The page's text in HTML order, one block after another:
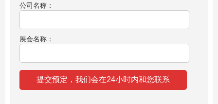
公司名称：
展会名称：